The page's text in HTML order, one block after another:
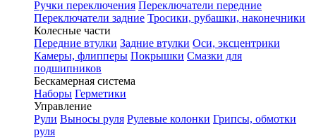
Ручки переключения Переключатели передние
Переключатели задние Тросики, рубашки, наконечники
Колесные части
Передние втулки Задние втулки Оси, эксцентрики
Камеры, флипперы Покрышки Смазки для
подшипников
Бескамерная система
Наборы Герметики
Управление
Рули Выносы руля Рулевые колонки Грипсы, обмотки
руля